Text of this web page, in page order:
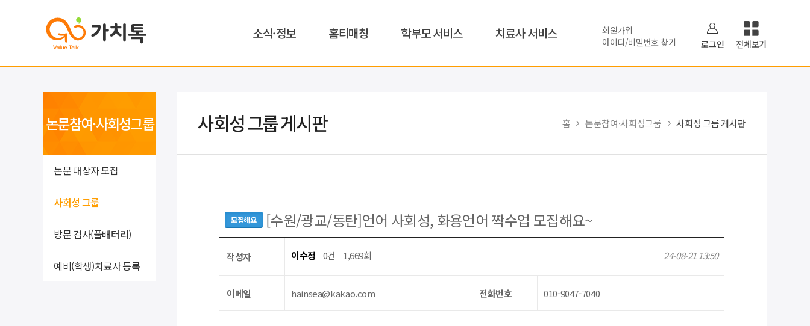
소식·정보 홈티매칭 학부모 서비스 치료사 서비스
회원가입
아이디/비밀번호 찾기
로그인 전체보기
논문참여·사회성그룹
논문 대상자 모집
사회성 그룹
방문 검사(풀배터리)
예비(학생)치료사 등록
사회성 그룹 게시판 홈 논문참여·사회성그룹 사회성 그룹 게시판
모집해요 [수원/광교/동탄]언어 사회성, 화용언어 짝수업 모집해요~
작성자 이수정 0건 1,669회 24-08-21 13:50
이메일 hainsea@kakao.com 전화번호 010-9047-7040